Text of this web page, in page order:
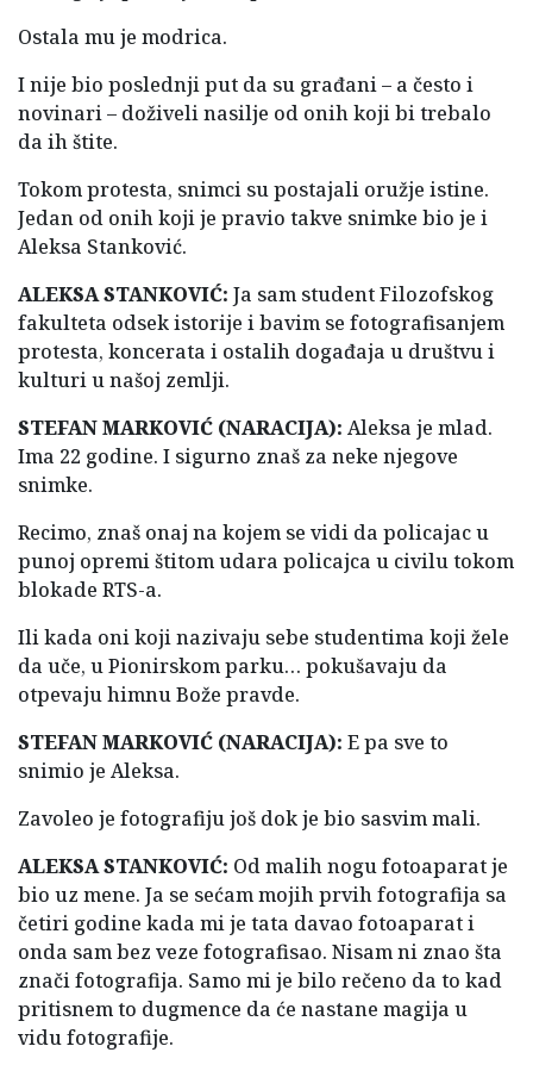
Ostala mu je modrica.
I nije bio poslednji put da su građani – a često i
novinari – doživeli nasilje od onih koji bi trebalo
da ih štite.
Tokom protesta, snimci su postajali oružje istine.
Jedan od onih koji je pravio takve snimke bio je i
Aleksa Stanković.
ALEKSA STANKOVIĆ: Ja sam student Filozofskog
fakulteta odsek istorije i bavim se fotografisanjem
protesta, koncerata i ostalih događaja u društvu i
kulturi u našoj zemlji.
STEFAN MARKOVIĆ (NARACIJA): Aleksa je mlad.
Ima 22 godine. I sigurno znaš za neke njegove
snimke.
Recimo, znaš onaj na kojem se vidi da policajac u
punoj opremi štitom udara policajca u civilu tokom
blokade RTS-a.
Ili kada oni koji nazivaju sebe studentima koji žele
da uče, u Pionirskom parku… pokušavaju da
otpevaju himnu Bože pravde.
STEFAN MARKOVIĆ (NARACIJA): E pa sve to
snimio je Aleksa.
Zavoleo je fotografiju još dok je bio sasvim mali.
ALEKSA STANKOVIĆ: Od malih nogu fotoaparat je
bio uz mene. Ja se sećam mojih prvih fotografija sa
četiri godine kada mi je tata davao fotoaparat i
onda sam bez veze fotografisao. Nisam ni znao šta
znači fotografija. Samo mi je bilo rečeno da to kad
pritisnem to dugmence da će nastane magija u
vidu fotografije.